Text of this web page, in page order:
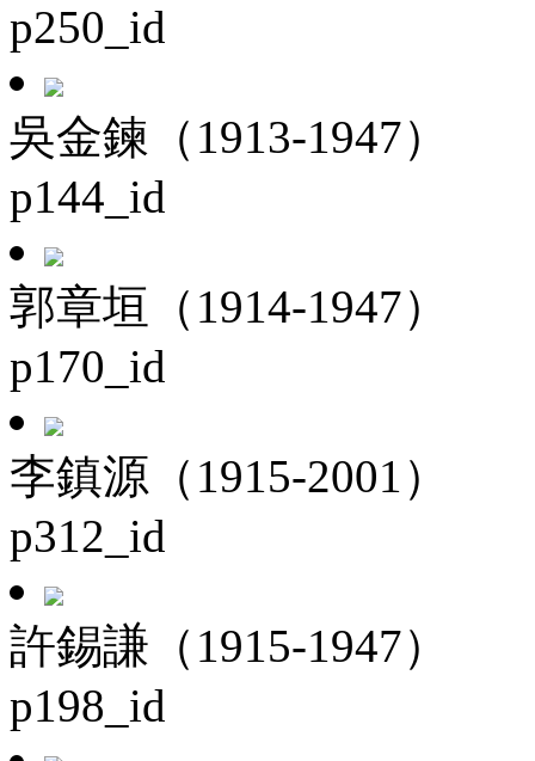
p250_id
吳金鍊（1913-1947）
p144_id
郭章垣（1914-1947）
p170_id
李鎮源（1915-2001）
p312_id
許錫謙（1915-1947）
p198_id